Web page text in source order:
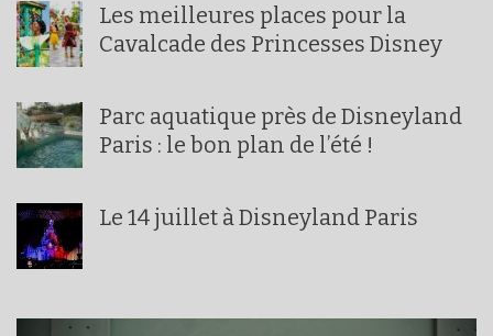
Les meilleures places pour la
Cavalcade des Princesses Disney
Parc aquatique près de Disneyland
Paris : le bon plan de l’été !
Le 14 juillet à Disneyland Paris